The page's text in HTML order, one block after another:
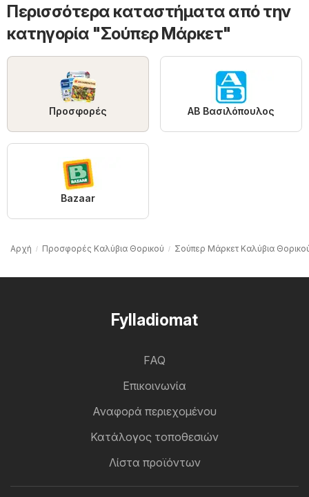
Περισσότερα καταστήματα από την
κατηγορία "Σούπερ Μάρκετ"
Προσφορές ΑΒ Βασιλόπουλος
Bazaar
Αρχή Προσφορές Καλύβια Θορικού Σούπερ Μάρκετ Καλύβια
Fylladiomat
FAQ
Επικοινωνία
Αναφορά περιεχομένου
Κατάλογος τοποθεσιών
Λίστα προϊόντων